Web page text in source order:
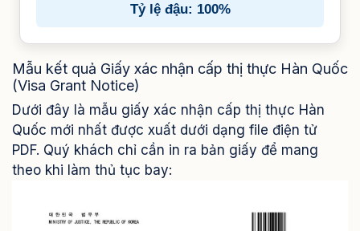
Tỷ lệ đậu: 100%
Mẫu kết quả Giấy xác nhận cấp thị thực Hàn Quốc
(Visa Grant Notice)
Dưới đây là mẫu giấy xác nhận cấp thị thực Hàn
Quốc mới nhất được xuất dưới dạng file điện tử
PDF. Quý khách chỉ cần in ra bản giấy để mang
theo khi làm thủ tục bay: